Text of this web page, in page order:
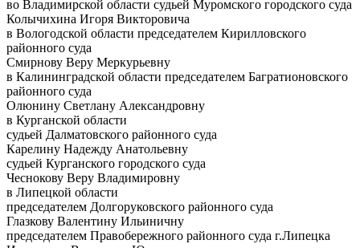
во Владимирской области судьей Муромского городского суда
Колычихина Игоря Викторовича
в Вологодской области председателем Кирилловского
районного суда
Смирнову Веру Меркурьевну
в Калининградской области председателем Багратионовского
районного суда
Олюнину Светлану Александровну
в Курганской области
судьей Далматовского районного суда
Карелину Надежду Анатольевну
судьей Курганского городского суда
Чеснокову Веру Владимировну
в Липецкой области
председателем Долгоруковского районного суда
Глазкову Валентину Ильиничну
председателем Правобережного районного суда г.Липецка